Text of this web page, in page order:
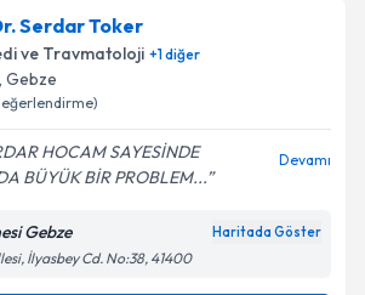
Serdar Toker
ve Travmatoloji +1diğer
, Gebze
HOCAM SAYESİNDE
BÜYÜK BİR PROBLEM...
Devamı
Gebze Haritada Göster
İlyasbey Cd. No:38, 41400